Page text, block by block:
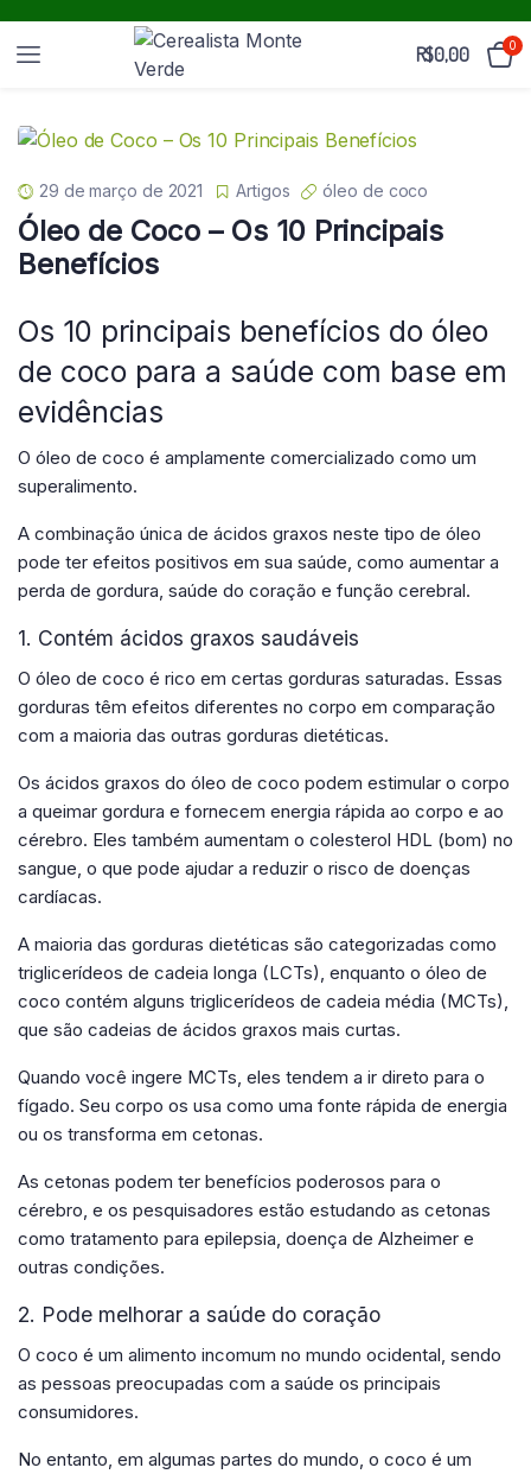
R$0,00 0
29 de março de 2021 Artigos óleo de coco
Óleo de Coco – Os 10 Principais
Benefícios
Os 10 principais benefícios do óleo
de coco para a saúde com base em
evidências
O óleo de coco é amplamente comercializado como um
superalimento.
A combinação única de ácidos graxos neste tipo de óleo
pode ter efeitos positivos em sua saúde, como aumentar a
perda de gordura, saúde do coração e função cerebral.
1. Contém ácidos graxos saudáveis
O óleo de coco é rico em certas gorduras saturadas. Essas
gorduras têm efeitos diferentes no corpo em comparação
com a maioria das outras gorduras dietéticas.
Os ácidos graxos do óleo de coco podem estimular o corpo
a queimar gordura e fornecem energia rápida ao corpo e ao
cérebro. Eles também aumentam o colesterol HDL (bom) no
sangue, o que pode ajudar a reduzir o risco de doenças
cardíacas.
A maioria das gorduras dietéticas são categorizadas como
triglicerídeos de cadeia longa (LCTs), enquanto o óleo de
coco contém alguns triglicerídeos de cadeia média (MCTs),
que são cadeias de ácidos graxos mais curtas.
Quando você ingere MCTs, eles tendem a ir direto para o
fígado. Seu corpo os usa como uma fonte rápida de energia
ou os transforma em cetonas.
As cetonas podem ter benefícios poderosos para o
cérebro, e os pesquisadores estão estudando as cetonas
como tratamento para epilepsia, doença de Alzheimer e
outras condições.
2. Pode melhorar a saúde do coração
O coco é um alimento incomum no mundo ocidental, sendo
as pessoas preocupadas com a saúde os principais
consumidores.
No entanto, em algumas partes do mundo, o coco é um